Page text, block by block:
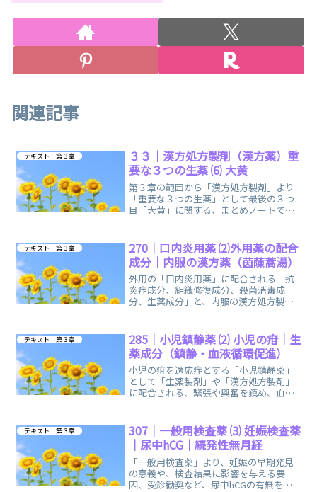
関連記事
テキスト 第３章
３３｜漢方処方製剤（漢方薬）重
要な３つの生薬 ⑹ 大黄
第３章の範囲から「漢方処方製剤」より
「重要な３つの生薬」として最後の３つ
目「大黄」に関する、まとめノートで
テキスト 第３章
270｜口内炎用薬 ⑵外用薬の配合
成分｜内服の漢方薬（茵蔯蒿湯）
外用の「口内炎用薬」に配合される「抗
炎症成分、組織修復成分、殺菌消毒成
分、生薬成分」と、内服の漢方処方製剤
テキスト 第３章
285｜小児鎮静薬 ⑵ 小児の疳｜生
薬成分（鎮静・血液循環促進）
小児の疳を適応症とする「小児鎮静薬」
として「生薬製剤」や「漢方処方製剤」
に配合される、緊張や興奮を鎮め、血液
テキスト 第３章
307｜一般用検査薬 ⑶ 妊娠検査薬
｜尿中hCG｜続発性無月経
「一般用検査薬」より、妊娠の早期発見
の意義や、検査結果に影響を与える要
因、受診勧奨など、尿中hCGの有無を調